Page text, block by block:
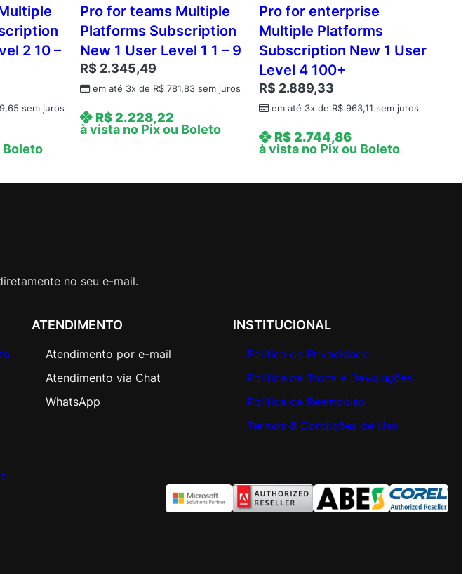
2 10 –
sem juros
Boleto
Pro for teams Multiple
Platforms Subscription
New 1 User Level 1 1 – 9
R$ 2.345,49
em até 3x de R$ 781,83 sem juros
R$2.228,22
à vista no Pix ou Boleto
Pro for enterprise
Multiple Platforms
Subscription New 1 User
Level 4 100+
R$ 2.889,33
em até 3x de R$963,11 sem juros
R$2.744,86
à vista no Pix ou Boleto
no seu e-mail.
ATENDIMENTO
Atendimento por e-mail
Atendimento via Chat
WhatsApp
INSTITUCIONAL
Política de Privacidade
Política de Troca e Devoluções
Política de Reembolso
Termos & Condições de Uso